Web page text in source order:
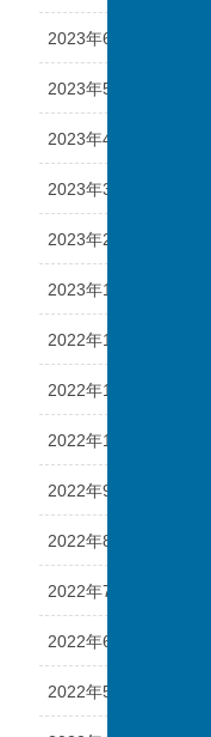
2023年6月
2023年5月
2023年4月
2023年3月
2023年2月
2023年1月
2022年12月
2022年11月
2022年10月
2022年9月
2022年8月
2022年7月
2022年6月
2022年5月